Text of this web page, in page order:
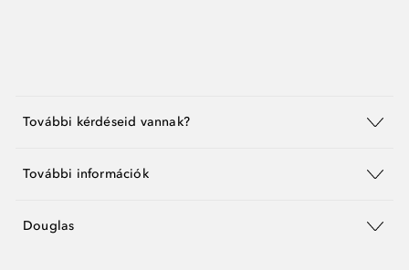
További kérdéseid vannak?
További információk
Douglas